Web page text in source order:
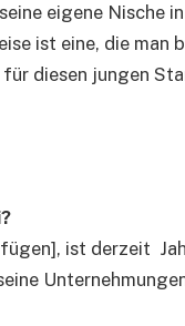
eigene Nische
ist eine, die
diesen jungen
ist derzeit